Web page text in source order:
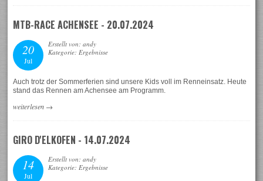
MTB-RACE ACHENSEE - 20.07.2024
20
Jul
Erstellt von: andy
Kategorie: Ergebnisse
Auch trotz der Sommerferien sind unsere Kids voll im Renneinsatz. Heute
stand das Rennen am Achensee am Programm.
weiterlesen →
GIRO D'ELKOFEN - 14.07.2024
14
Jul
Erstellt von: andy
Kategorie: Ergebnisse